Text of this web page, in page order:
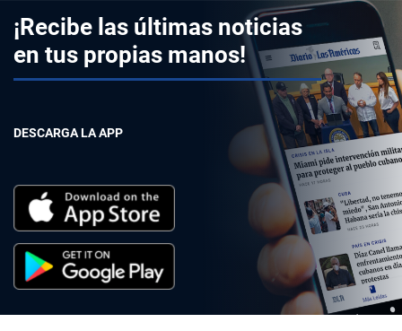
¡Recibe las últimas noticias
en tus propias manos!
DESCARGA LA APP